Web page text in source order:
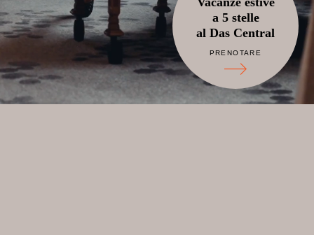
a 5 stelle
al Das Central
PRENOTARE